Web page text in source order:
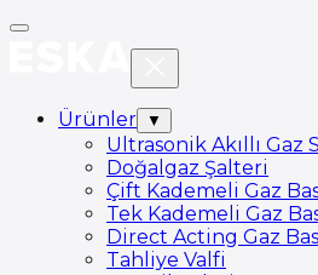
Ürünler ▼
Ultrasonik Akıllı Gaz
Doğalgaz Şalteri
Çift Kademeli Gaz
Tek Kademeli Gaz
Direct Acting Gaz
Tahliye Valfi